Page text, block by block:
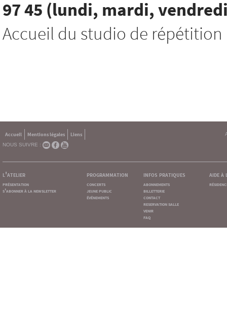
97 45 (lundi, mardi,
Accueil du studio de
Accueil Mentions légales
Liens
NOUS SUIVRE :
l'atelier
présentation
s'abonner à la newsletter
programmation
concerts
jeune public
événements
infos pratiques
abonnements
billetterie
contact
reservation salle
venir
faq
aide